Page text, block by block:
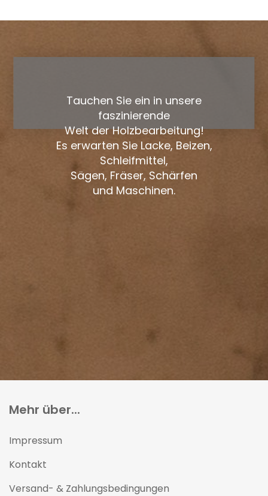
Tauchen Sie ein in unsere
faszinierende
Welt der Holzbearbeitung!
Es erwarten Sie Lacke, Beizen,
Schleifmittel,
Sägen, Fräser, Schärfen
und Maschinen.
Mehr über...
Impressum
Kontakt
Versand- & Zahlungsbedingungen